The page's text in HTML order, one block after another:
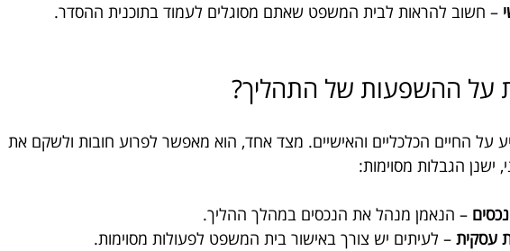
– חשוב להראות לבית המשפט שאתם מסוגלים לעמוד בתוכנית ההסדר.
על ההשפעות של התהליך?
על החיים הכלכליים והאישיים. מצד אחד, הוא מאפשר לפרוע חובות ולשקם את
הגבלות מסוימות:
– הנאמן מנהל את הנכסים במהלך ההליך.
עסקית – לעיתים יש צורך באישור בית המשפט לפעולות מסוימות.